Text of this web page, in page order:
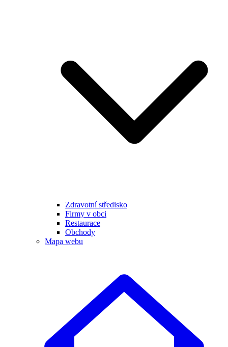
Zdravotní středisko
Firmy v obci
Restaurace
Obchody
Mapa webu